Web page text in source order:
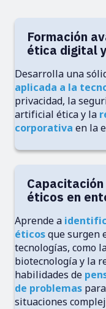
Formación
ética digital
Desarrolla una
aplicada a la
privacidad, la
artificial ética y la
corporativa en la
éticos en
Aprende a
éticosque surgen
tecnologías, como
biotecnología y la
habilidades de
de problemas
situaciones